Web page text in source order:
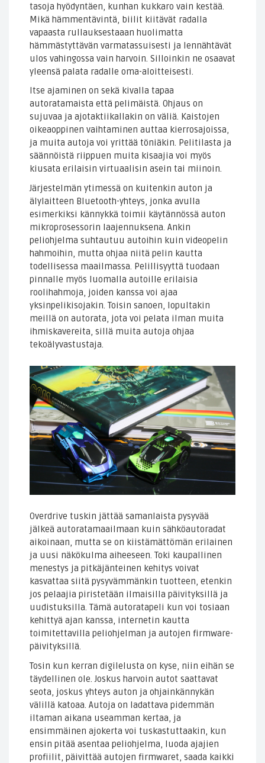
tasoja hyödyntäen, kunhan kukkaro vain kestää.
Mikä hämmentävintä, biilit kiitävät radalla
vapaasta rullauksestaaan huolimatta
hämmästyttävän varmatassuisesti ja lennähtävät
ulos vahingossa vain harvoin. Silloinkin ne osaavat
yleensä palata radalle oma-aloitteisesti.
Itse ajaminen on sekä kivalla tapaa
autoratamaista että pelimäistä. Ohjaus on
sujuvaa ja ajotaktiikallakin on väliä. Kaistojen
oikeaoppinen vaihtaminen auttaa kierrosajoissa,
ja muita autoja voi yrittää töniäkin. Pelitilasta ja
säännöistä riippuen muita kisaajia voi myös
kiusata erilaisin virtuaalisin asein tai miinoin.
Järjestelmän ytimessä on kuitenkin auton ja
älylaitteen Bluetooth-yhteys, jonka avulla
esimerkiksi kännykkä toimii käytännössä auton
mikroprosessorin laajennuksena. Ankin
peliohjelma suhtautuu autoihin kuin videopelin
hahmoihin, mutta ohjaa niitä pelin kautta
todellisessa maailmassa. Pelillisyyttä tuodaan
pinnalle myös luomalla autoille erilaisia
roolihahmoja, joiden kanssa voi ajaa
yksinpelikisojakin. Toisin sanoen, lopultakin
meillä on autorata, jota voi pelata ilman muita
ihmiskavereita, sillä muita autoja ohjaa
tekoälyvastustaja.
Overdrive tuskin jättää samanlaista pysyvää
jälkeä autoratamaailmaan kuin sähköautoradat
aikoinaan, mutta se on kiistämättömän erilainen
ja uusi näkökulma aiheeseen. Toki kaupallinen
menestys ja pitkäjänteinen kehitys voivat
kasvattaa siitä pysyvämmänkin tuotteen, etenkin
jos pelaajia piristetään ilmaisilla päivityksillä ja
uudistuksilla. Tämä autoratapeli kun voi tosiaan
kehittyä ajan kanssa, internetin kautta
toimitettavilla peliohjelman ja autojen firmware-
päivityksillä.
Tosin kun kerran digilelusta on kyse, niin eihän se
täydellinen ole. Joskus harvoin autot saattavat
seota, joskus yhteys auton ja ohjainkännykän
välillä katoaa. Autoja on ladattava pidemmän
iltaman aikana useamman kertaa, ja
ensimmäinen ajokerta voi tuskastuttaakin, kun
ensin pitää asentaa peliohjelma, luoda ajajien
profiilit, päivittää autojen firmwaret, saada kaikki